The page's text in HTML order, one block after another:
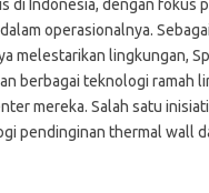
di Indonesia, dengan fokus
operasionalnya.
melestarikan lingkungan,
berbagai teknologi ramah
mereka. Salah satu
pendinginan thermal wall